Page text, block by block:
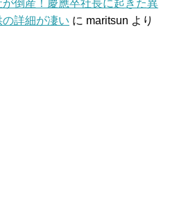
倒産！慶應卒社長に起きた異
詳細が凄い に maritsun より